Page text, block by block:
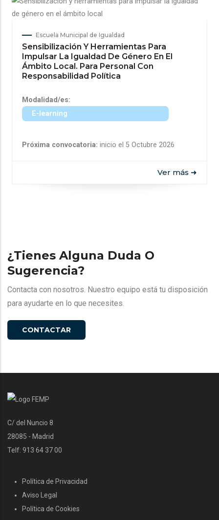
Escuela Municipal de Igualdad
Sensibilización Y Herramientas Para
Impulsar La Igualdad De Género En El
Ámbito Local. Para Personal Con
Responsabilidad Política
Modalidad/es:
E-learning
Próxima convocatoria: inicio el 5 Octubre 2026
Ver más ➜
¿Tienes Alguna Duda O
Sugerencia?
Contacta con nosotros. Nuestro equipo está tu disposición
para ayudarte en lo que necesites.
CONTACTAR
C/ del Nuncio 8
28085 - Madrid
Telf: 913 64 37 00
Política de Privacidad
Aviso Legal
Política de Cookies